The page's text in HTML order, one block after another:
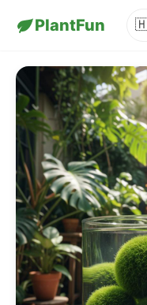
PlantFun